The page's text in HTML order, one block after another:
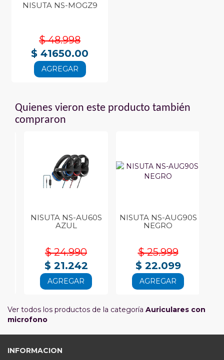
NISUTA NS-MOGZ9
$ 48.998
$ 41650.00
AGREGAR
Quienes vieron este producto también
compraron
NISUTA NS-AU60S
AZUL
$ 24.990
$ 21.242
AGREGAR
NISUTA NS-AUG90S
NEGRO
$ 25.999
$ 22.099
AGREGAR
Ver todos los productos de la categoría Auriculares con
microfono
INFORMACION